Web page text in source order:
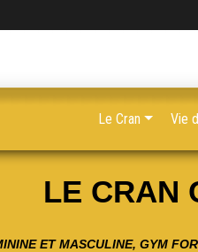
LE CRAN
ET MASCULINE, GYM
Le Cran Vie